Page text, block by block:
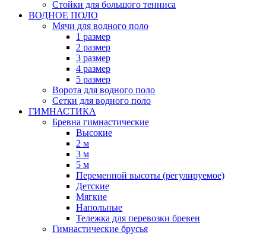
Стойки для большого тенниса
ВОДНОЕ ПОЛО
Мячи для водного поло
1 размер
2 размер
3 размер
4 размер
5 размер
Ворота для водного поло
Сетки для водного поло
ГИМНАСТИКА
Бревна гимнастические
Высокие
2 м
3 м
5 м
Переменной высоты (регулируемое)
Детские
Мягкие
Напольные
Тележка для перевозки бревен
Гимнастические брусья